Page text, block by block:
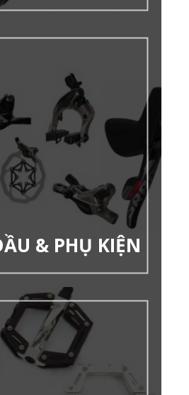
& PHỤ KIỆN